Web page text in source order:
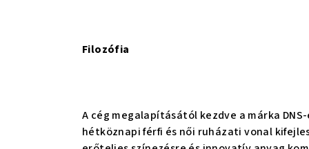
Filozófia
A cég megalapításától kezdve a márka
hétköznapi férfi és női ruházati vonal